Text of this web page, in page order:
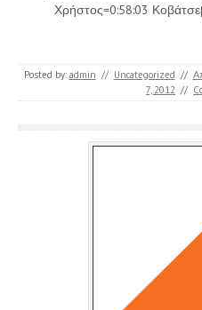
Χρήστος=0:58:03
Posted by: admin // Uncategorized //
7, 2012 //